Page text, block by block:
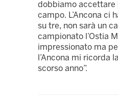
dobbiamo accettare
campo. L’Ancona ci
su tre, non sarà un
campionato l’Ostia
impressionato ma
l’Ancona mi ricorda
scorso anno”.